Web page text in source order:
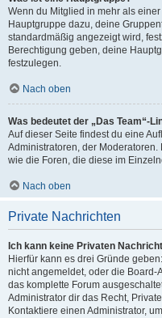
Wenn du Mitglied in mehr als
Hauptgruppe dazu, deine
standardmäßig angezeigt wird,
Berechtigung geben, deine
festzulegen.
Nach oben
Was bedeutet der „Das Team“-
Auf dieser Seite findest du eine
Administratoren, der
wie die Foren, die diese im
Nach oben
Private Nachrichten
Ich kann keine Privaten
Hierfür kann es drei Gründe
nicht angemeldet, oder die Board-
das komplette Forum
Administrator dir das Recht,
Kontaktiere einen Administrator,